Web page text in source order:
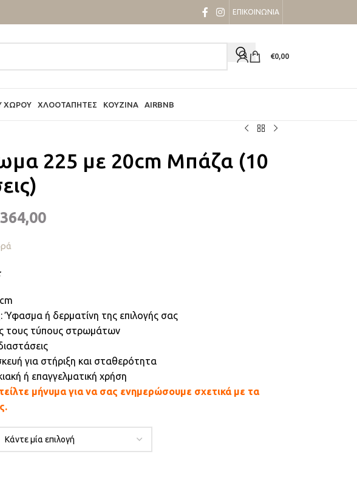
ΕΠΙΚΟΙΝΩΝΙΑ
€0,00
ΧΏΡΟΥ ΧΛΟΟΤΆΠΗΤΕΣ ΚΟΥΖΊΝΑ AIRBNB
225 με 20cm Μπάζα (10
364,00
: Ύφασμα ή δερματίνη της επιλογής σας
τους τύπους στρωμάτων
για στήριξη και σταθερότητα
ή επαγγελματική χρήση
μήνυμα για να σας ενημερώσουμε σχετικά με τα